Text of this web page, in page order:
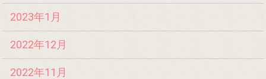
2023年1月
2022年12月
2022年11月